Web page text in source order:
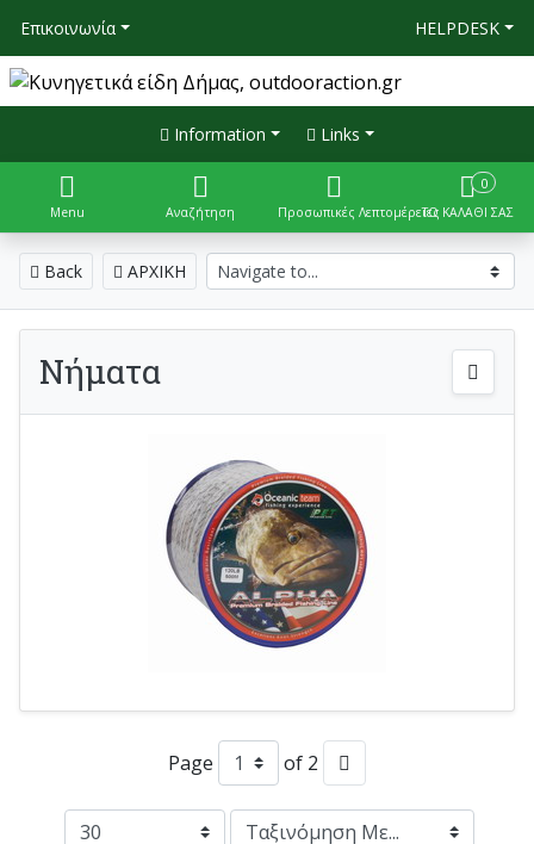
Επικοινωνία HELPDESK
Information Links
Menu Αναζήτηση Προσωπικές Λεπτομέρειες
0
ΤΟ ΚΑΛΑΘΙ ΣΑΣ
Back ΑΡΧΙΚΗ
Νήματα
Page of 2